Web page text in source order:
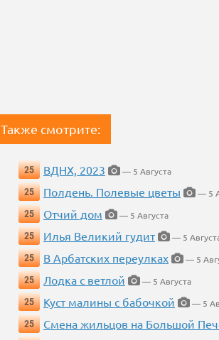
Также смотрите:
25 ВДНХ, 2023
— 5 Августа
25
Полдень. Полевые цветы
— 5
25
Отчий дом
— 5 Августа
25
Илья Великий гудит
— 5
25
В Арбатских переулках
— 5
25
Лодка с ветлой
— 5 Августа
25
Куст малины с бабочкой
— 5
25
Смена жильцов на Большой